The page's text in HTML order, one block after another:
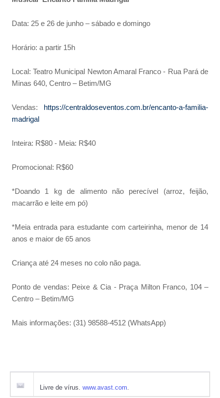
Data: 25 e 26 de junho – sábado e domingo
Horário: a partir 15h
Local: Teatro Municipal Newton Amaral Franco - Rua Pará de
Minas 640, Centro – Betim/MG
Vendas:
https://centraldoseventos.com.br/encanto-a-familia-
madrigal
Inteira: R$80 - Meia: R$40
Promocional: R$60
*Doando 1 kg de alimento não perecível (arroz, feijão,
macarrão e leite em pó)
*Meia entrada para estudante com carteirinha, menor de 14
anos e maior de 65 anos
Criança até 24 meses no colo não paga.
Ponto de vendas: Peixe & Cia - Praça Milton Franco, 104 –
Centro – Betim/MG
Mais informações: (31) 98588-4512 (WhatsApp)
Livre de vírus. www.avast.com